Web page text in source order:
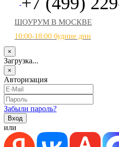
ШОУРУМ В МОСКВЕ
10:00-18:00 будние дни
×
Загрузка...
×
Авторизация
Забыли пароль?
или